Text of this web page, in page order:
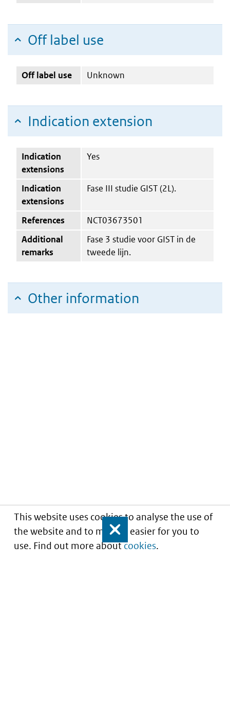
This website uses cookies to analyse the use of
the website and to make it easier for you to
use. Find out more aboutcookies.
Close
Off label use
Off label use Unknown
Indication extension
Indication
extensions
Yes
Indication
extensions
Fase III studie GIST (2L).
References
NCT03673501
Additional
remarks
Fase 3 studie voor GIST in de
tweede lijn.
Other information